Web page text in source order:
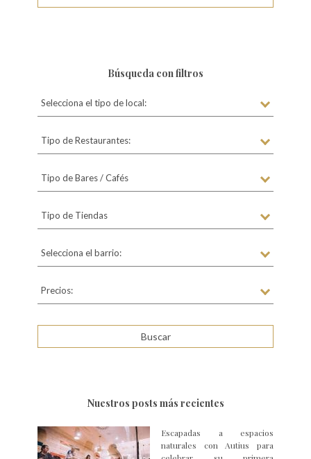
Búsqueda con filtros
Selecciona el tipo de local:
Tipo de Restaurantes:
Tipo de Bares / Cafés
Tipo de Tiendas
Selecciona el barrio:
Precios:
Nuestros posts más recientes
Escapadas a espacios
naturales con Autius para